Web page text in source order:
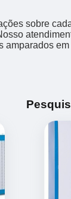
sobre
amparados em